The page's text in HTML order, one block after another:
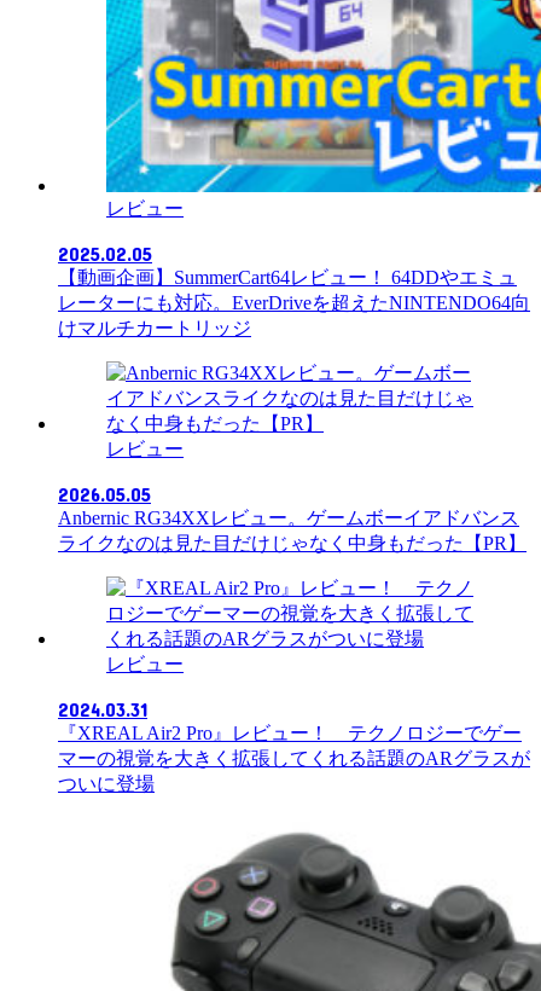
レビュー
2025.02.05
【動画企画】SummerCart64レビュー！ 64DDやエミュ
レーターにも対応。EverDriveを超えたNINTENDO64向
けマルチカートリッジ
レビュー
2026.05.05
Anbernic RG34XXレビュー。ゲームボーイアドバンス
ライクなのは見た目だけじゃなく中身もだった【PR】
レビュー
2024.03.31
『XREAL Air2 Pro』レビュー！ テクノロジーでゲー
マーの視覚を大きく拡張してくれる話題のARグラスが
ついに登場